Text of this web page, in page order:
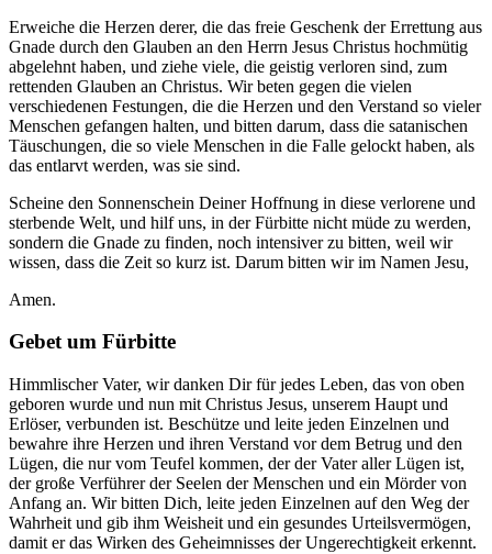
Erweiche die Herzen derer, die das freie Geschenk der Errettung aus
Gnade durch den Glauben an den Herrn Jesus Christus hochmütig
abgelehnt haben, und ziehe viele, die geistig verloren sind, zum
rettenden Glauben an Christus. Wir beten gegen die vielen
verschiedenen Festungen, die die Herzen und den Verstand so vieler
Menschen gefangen halten, und bitten darum, dass die satanischen
Täuschungen, die so viele Menschen in die Falle gelockt haben, als
das entlarvt werden, was sie sind.
Scheine den Sonnenschein Deiner Hoffnung in diese verlorene und
sterbende Welt, und hilf uns, in der Fürbitte nicht müde zu werden,
sondern die Gnade zu finden, noch intensiver zu bitten, weil wir
wissen, dass die Zeit so kurz ist. Darum bitten wir im Namen Jesu,
Amen.
Gebet um Fürbitte
Himmlischer Vater, wir danken Dir für jedes Leben, das von oben
geboren wurde und nun mit Christus Jesus, unserem Haupt und
Erlöser, verbunden ist. Beschütze und leite jeden Einzelnen und
bewahre ihre Herzen und ihren Verstand vor dem Betrug und den
Lügen, die nur vom Teufel kommen, der der Vater aller Lügen ist,
der große Verführer der Seelen der Menschen und ein Mörder von
Anfang an. Wir bitten Dich, leite jeden Einzelnen auf den Weg der
Wahrheit und gib ihm Weisheit und ein gesundes Urteilsvermögen,
damit er das Wirken des Geheimnisses der Ungerechtigkeit erkennt.